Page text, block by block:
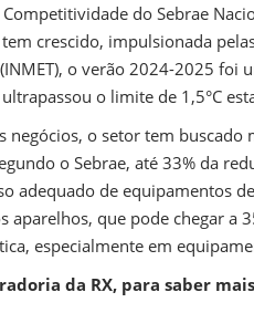
Competitividade do Sebrae
crescido, impulsionada
o verão 2024-2025 foi
o limite de 1,5°C
negócios, o setor tem
o Sebrae, até 33% da
adequado de equipamentos
aparelhos, que pode chegar a
especialmente em
da RX, para saber